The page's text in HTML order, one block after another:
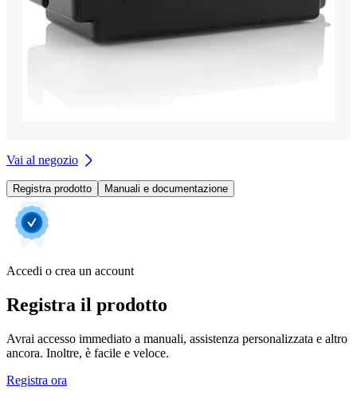
Vai al negozio
Registra prodotto Manuali e documentazione
Accedi o crea un account
Registra il prodotto
Avrai accesso immediato a manuali, assistenza personalizzata e altro
ancora. Inoltre, è facile e veloce.
Registra ora